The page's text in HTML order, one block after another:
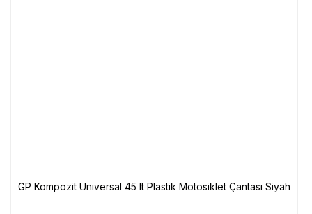
GP Kompozit Universal 45 lt Plastik Motosiklet Çantası Siyah